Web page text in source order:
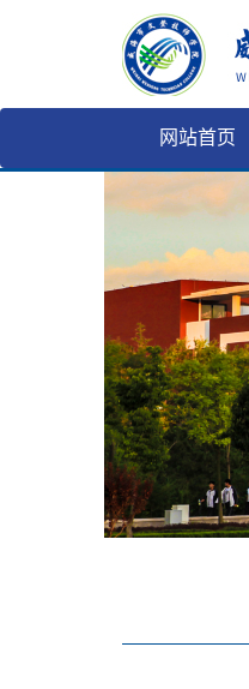
网站首页